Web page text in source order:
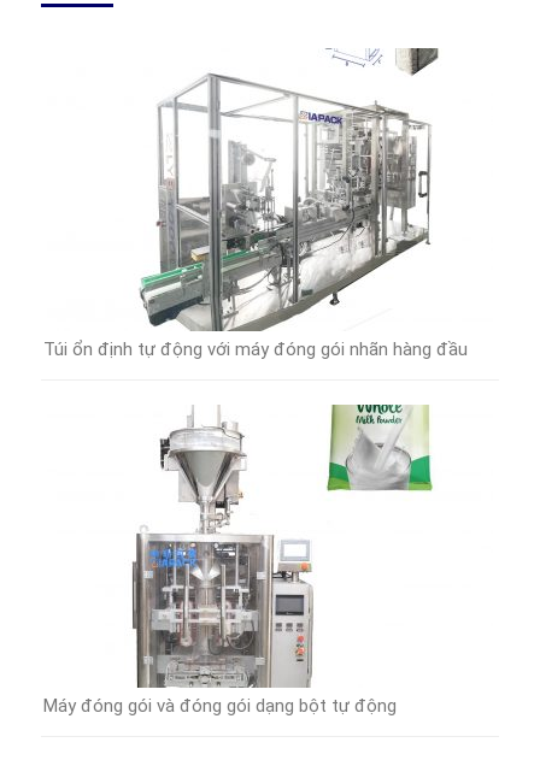
Túi ổn định tự động với máy đóng gói nhãn hàng đầu
Máy đóng gói và đóng gói dạng bột tự động